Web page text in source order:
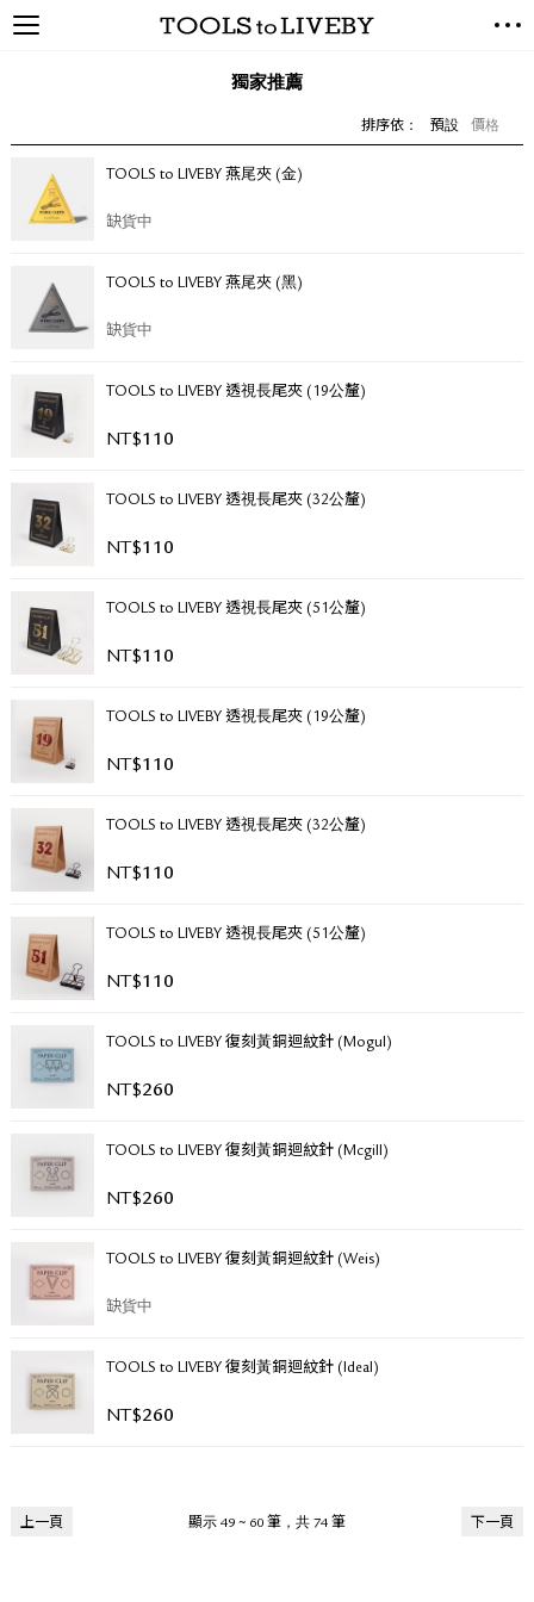
獨家推薦
排序依： 預設 價格
TOOLS to LIVEBY 燕尾夾 (金)
缺貨中
TOOLS to LIVEBY 燕尾夾 (黑)
缺貨中
TOOLS to LIVEBY 透視長尾夾 (19公釐)
NT$110
TOOLS to LIVEBY 透視長尾夾 (32公釐)
NT$110
TOOLS to LIVEBY 透視長尾夾 (51公釐)
NT$110
TOOLS to LIVEBY 透視長尾夾 (19公釐)
NT$110
TOOLS to LIVEBY 透視長尾夾 (32公釐)
NT$110
TOOLS to LIVEBY 透視長尾夾 (51公釐)
NT$110
TOOLS to LIVEBY 復刻黃銅迴紋針 (Mogul)
NT$260
TOOLS to LIVEBY 復刻黃銅迴紋針 (Mcgill)
NT$260
TOOLS to LIVEBY 復刻黃銅迴紋針 (Weis)
缺貨中
TOOLS to LIVEBY 復刻黃銅迴紋針 (Ideal)
NT$260
上一頁 下一頁
顯示 49 ~ 60 筆，共 74 筆
LIVING TOOLS
BRANDS
BLOG
媒體報導
關於退換貨
隱私政策